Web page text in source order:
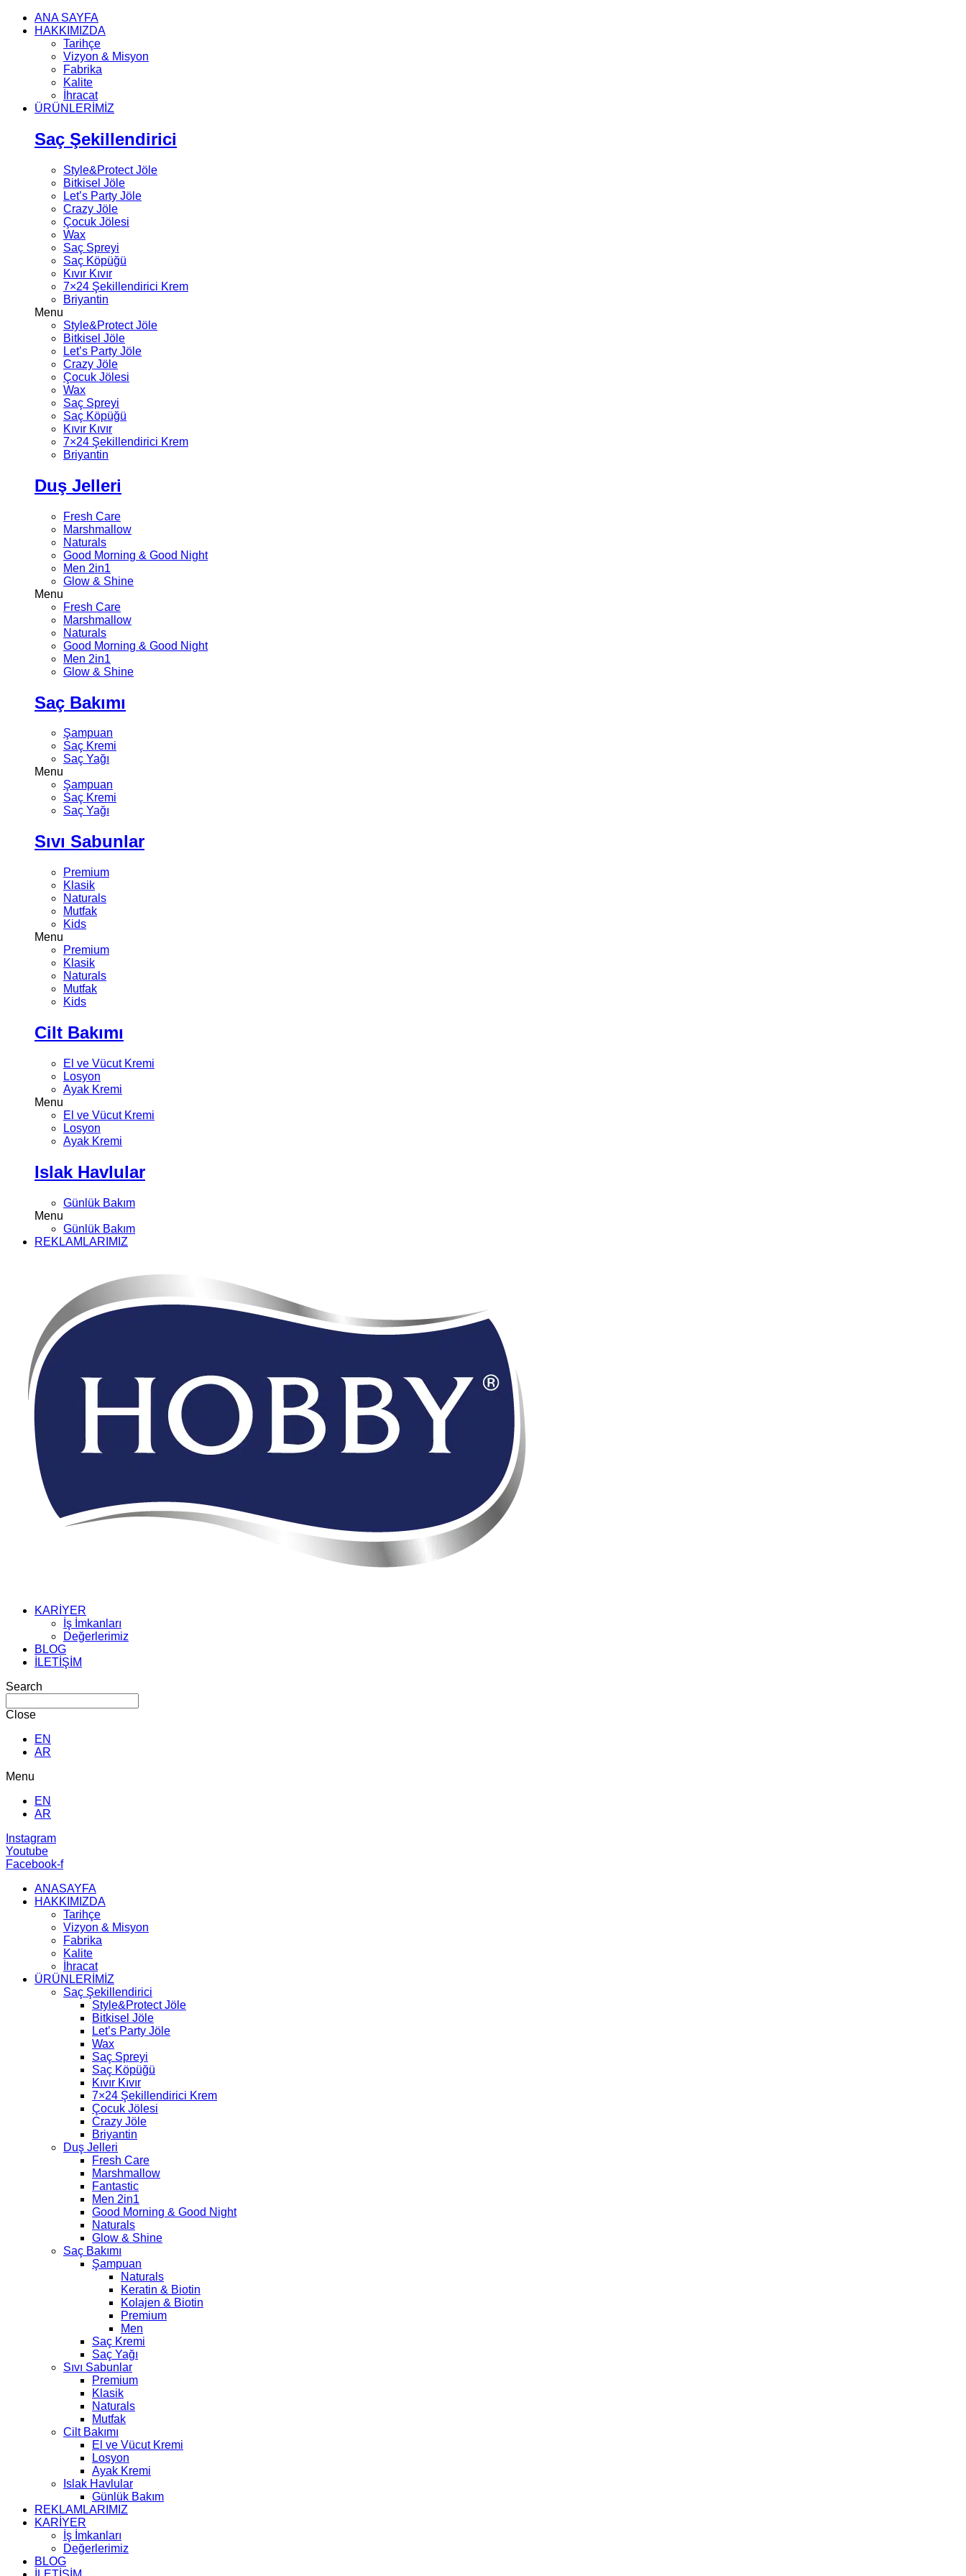
ANA SAYFA
HAKKIMIZDA
Tarihçe
Vizyon & Misyon
Fabrika
Kalite
İhracat
ÜRÜNLERİMİZ
Saç Şekillendirici
Style&Protect Jöle
Bitkisel Jöle
Let’s Party Jöle
Crazy Jöle
Çocuk Jölesi
Wax
Saç Spreyi
Saç Köpüğü
Kıvır Kıvır
7×24 Şekillendirici Krem
Briyantin
Menu
Style&Protect Jöle
Bitkisel Jöle
Let’s Party Jöle
Crazy Jöle
Çocuk Jölesi
Wax
Saç Spreyi
Saç Köpüğü
Kıvır Kıvır
7×24 Şekillendirici Krem
Briyantin
Duş Jelleri
Fresh Care
Marshmallow
Naturals
Good Morning & Good Night
Men 2in1
Glow & Shine
Menu
Fresh Care
Marshmallow
Naturals
Good Morning & Good Night
Men 2in1
Glow & Shine
Saç Bakımı
Şampuan
Saç Kremi
Saç Yağı
Menu
Şampuan
Saç Kremi
Saç Yağı
Sıvı Sabunlar
Premium
Klasik
Naturals
Mutfak
Kids
Menu
Premium
Klasik
Naturals
Mutfak
Kids
Cilt Bakımı
El ve Vücut Kremi
Losyon
Ayak Kremi
Menu
El ve Vücut Kremi
Losyon
Ayak Kremi
Islak Havlular
Günlük Bakım
Menu
Günlük Bakım
REKLAMLARIMIZ
KARİYER
İş İmkanları
Değerlerimiz
BLOG
İLETİŞİM
Search
Close
EN
AR
Menu
EN
AR
Instagram
Youtube
Facebook-f
ANASAYFA
HAKKIMIZDA
Tarihçe
Vizyon & Misyon
Fabrika
Kalite
İhracat
ÜRÜNLERİMİZ
Saç Şekillendirici
Style&Protect Jöle
Bitkisel Jöle
Let’s Party Jöle
Wax
Saç Spreyi
Saç Köpüğü
Kıvır Kıvır
7×24 Şekillendirici Krem
Çocuk Jölesi
Crazy Jöle
Briyantin
Duş Jelleri
Fresh Care
Marshmallow
Fantastic
Men 2in1
Good Morning & Good Night
Naturals
Glow & Shine
Saç Bakımı
Şampuan
Naturals
Keratin & Biotin
Kolajen & Biotin
Premium
Men
Saç Kremi
Saç Yağı
Sıvı Sabunlar
Premium
Klasik
Naturals
Mutfak
Cilt Bakımı
El ve Vücut Kremi
Losyon
Ayak Kremi
Islak Havlular
Günlük Bakım
REKLAMLARIMIZ
KARİYER
İş İmkanları
Değerlerimiz
BLOG